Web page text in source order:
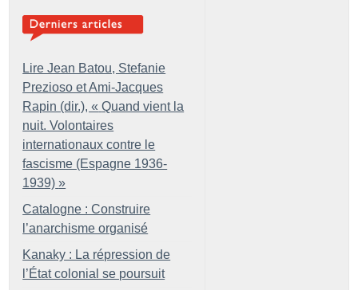
Lire Jean Batou, Stefanie
Prezioso et Ami-Jacques
Rapin (dir.), « Quand vient la
nuit. Volontaires
internationaux contre le
fascisme (Espagne 1936-
1939) »
Catalogne : Construire
l’anarchisme organisé
Kanaky : La répression de
l’État colonial se poursuit